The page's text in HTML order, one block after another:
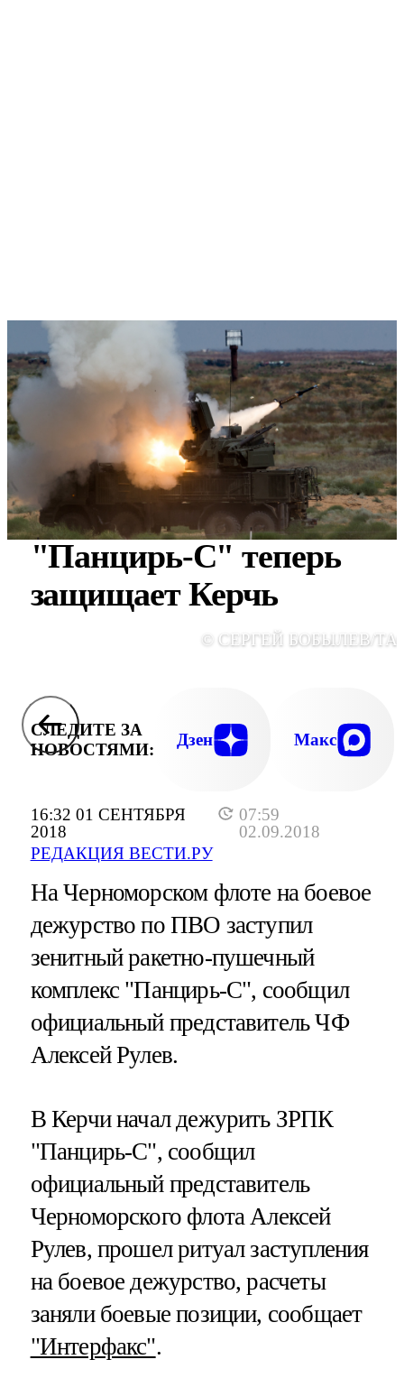
16:32 01 СЕНТЯБРЯ
2018
07:59
02.09.2018
РЕДАКЦИЯ ВЕСТИ.РУ
"Панцирь-С" теперь
защищает Керчь
© СЕРГЕЙ БОБЫЛЕВ/
СЛЕДИТЕ ЗА
НОВОСТЯМИ:
Дзен Макс
На Черноморском флоте на боевое
дежурство по ПВО заступил
зенитный ракетно-пушечный
комплекс "Панцирь-С", сообщил
официальный представитель ЧФ
Алексей Рулев.
В Керчи начал дежурить ЗРПК
"Панцирь-С", сообщил
официальный представитель
Черноморского флота Алексей
Рулев, прошел ритуал заступления
на боевое дежурство, расчеты
заняли боевые позиции, сообщает
"Интерфакс".